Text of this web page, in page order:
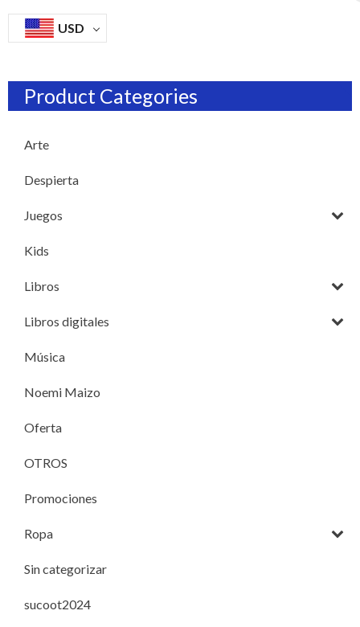
USD
Product Categories
Arte
Despierta
Juegos
Kids
Libros
Libros digitales
Música
Noemi Maizo
Oferta
OTROS
Promociones
Ropa
Sin categorizar
sucoot2024